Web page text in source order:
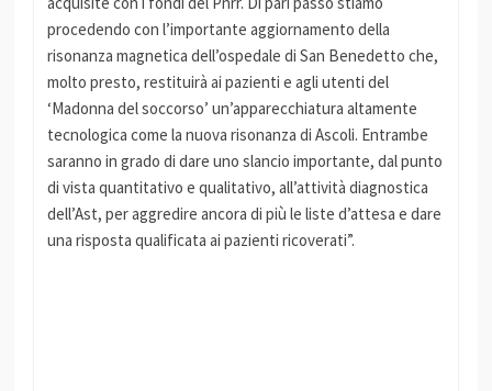
procedendo con l’importante aggiornamento della
risonanza magnetica dell’ospedale di San Benedetto che,
molto presto, restituirà ai pazienti e agli utenti del
‘Madonna del soccorso’ un’apparecchiatura altamente
tecnologica come la nuova risonanza di Ascoli. Entrambe
saranno in grado di dare uno slancio importante, dal punto
di vista quantitativo e qualitativo, all’attività diagnostica
dell’Ast, per aggredire ancora di più le liste d’attesa e dare
una risposta qualificata ai pazienti ricoverati”.